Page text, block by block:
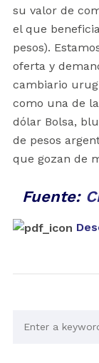
su valor de
el que
pesos).
oferta y
cambiario
como una de
dólar Bolsa,
de pesos
que gozan de
Fuente: